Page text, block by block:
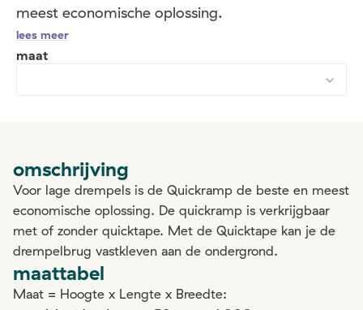
meest economische oplossing.
lees meer
maat
omschrijving
Voor lage drempels is de Quickramp de beste en meest
economische oplossing. De quickramp is verkrijgbaar
met of zonder quicktape. Met de Quicktape kan je de
drempelbrug vastkleven aan de ondergrond.
maattabel
Maat = Hoogte x Lengte x Breedte: